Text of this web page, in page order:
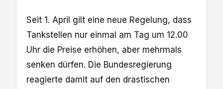
Seit 1. April gilt eine neue Regelung, dass
Tankstellen nur einmal am ​Tag um 12.00
Uhr die Preise erhöhen, aber mehrmals
senken dürfen. Die Bundesregierung
reagierte damit auf den drastischen